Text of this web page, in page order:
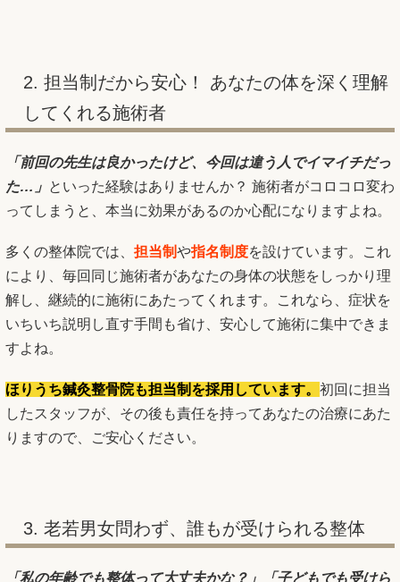
2. 担当制だから安心！ あなたの体を深く理解
してくれる施術者
「前回の先生は良かったけど、今回は違う人でイマイチだっ
た…」 といった経験はありませんか？ 施術者がコロコロ変わ
ってしまうと、本当に効果があるのか心配になりますよね。
多くの整体院では、 担当制や指名制度を設けています。これ
により、毎回同じ施術者があなたの身体の状態をしっかり理
解し、継続的に施術にあたってくれます。これなら、症状を
いちいち説明し直す手間も省け、安心して施術に集中できま
すよね。
ほりうち鍼灸整骨院も担当制を採用しています。 初回に担当
したスタッフが、その後も責任を持ってあなたの治療にあた
りますので、ご安心ください。
3. 老若男女問わず、誰もが受けられる整体
「私の年齢でも整体って大丈夫かな？」「子どもでも受けら